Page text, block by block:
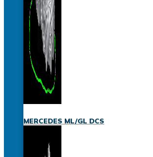
MERCEDES ML/GL DCS